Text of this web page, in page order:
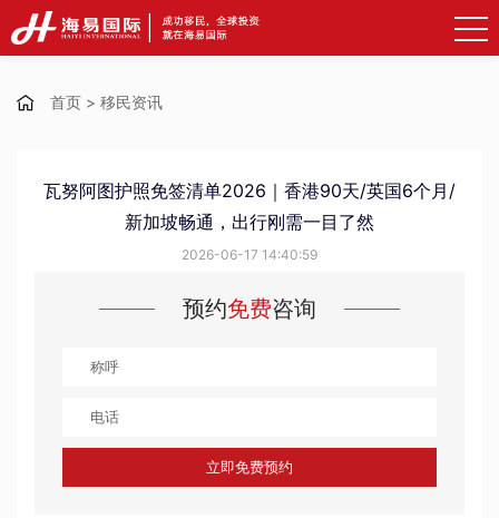
首页 > 移民资讯
瓦努阿图护照免签清单2026｜香港90天/英国6个月/
新加坡畅通，出行刚需一目了然
2026-06-17 14:40:59
预约免费咨询
立即免费预约